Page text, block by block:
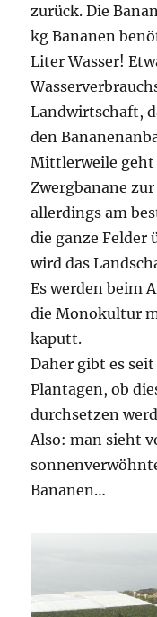
zurück. Die
kg Bananen
Liter Wasser!
Landwirtschaft,
den
Mittlerweile geht
Zwergbanane
allerdings am
die ganze Felder
wird das
Es werden beim
die Monokultur
kaputt.
Daher gibt es
Plantagen, ob
durchsetzen
Also: man sieht
Bananen…